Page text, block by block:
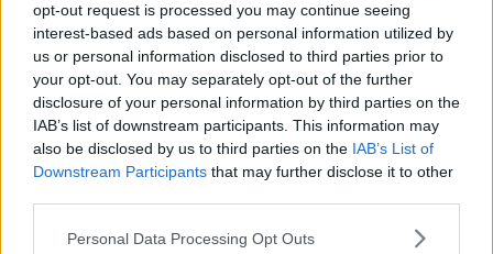
opt-out request is processed you may continue seeing
interest-based ads based on personal information utilized by
us or personal information disclosed to third parties prior to
your opt-out. You may separately opt-out of the further
disclosure of your personal information by third parties on the
IAB’s list of downstream participants. This information may
also be disclosed by us to third parties on the IAB’s List of
Downstream Participants that may further disclose it to other
Personal Data Processing Opt Outs
A Prato l'idea è stata accolta su indicazione dell'assessore al
turismo Lorenzo Marchi. Gli altri Comuni che hanno firmato la
convenzione per l'esercizio associato delle funzioni in materia di
valorizzazione e miglioramento della fruibilità del Cammino di San
Jacopo in Toscana sono i comuni di: Firenze, Sesto Fiorentino,
e Cozzile, Buggiano, Uzzano, Pescia, Capannori, Lucca.